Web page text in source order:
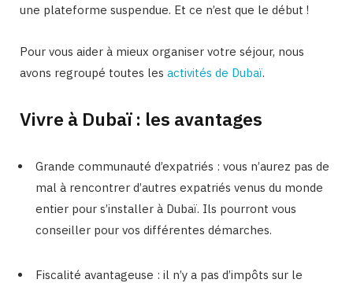
une plateforme suspendue. Et ce n’est que le début !
Pour vous aider à mieux organiser votre séjour, nous
avons regroupé toutes les activités de Dubaï.
Vivre à Dubaï : les avantages
Grande communauté d’expatriés : vous n’aurez pas de
mal à rencontrer d’autres expatriés venus du monde
entier pour s’installer à Dubaï. Ils pourront vous
conseiller pour vos différentes démarches.
Fiscalité avantageuse : il n’y a pas d’impôts sur le